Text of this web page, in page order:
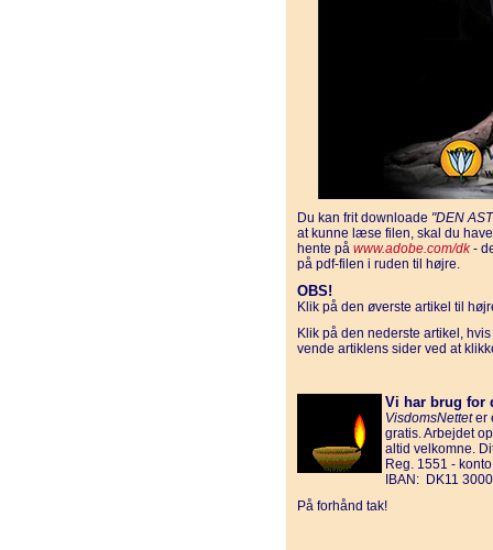
Du kan frit downloade "DEN
at kunne læse filen, skal du
hente på www.adobe.com/dk-
på pdf-filen i ruden til højre.
OBS!
Klik på den øverste artikel til
Klik på den nederste artikel,
vende artiklens sider ved at
Vi har brug for
VisdomsNetteter
gratis. Arbejdet
altid velkomne.
Reg. 1551 -
IBAN: DK11
På forhånd tak!